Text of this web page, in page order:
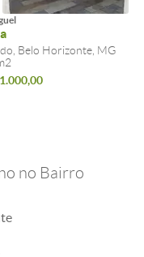
Belo Horizonte, MG
no Bairro